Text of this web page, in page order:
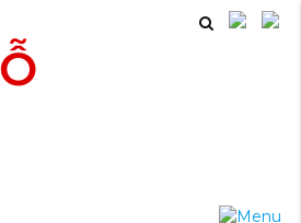
Dương In túi giấy Couche, giấy mỹ thuật,